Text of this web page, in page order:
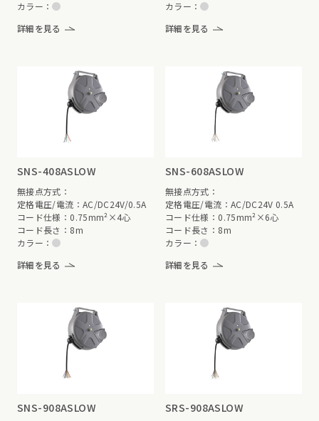
カラー：
詳細を見る
カラー：
詳細を見る
SNS-408ASLOW
無接点方式：
定格電圧/電流：AC/DC24V/0.5A
コード仕様：0.75mm²×4心
コード長さ：8m
カラー：
詳細を見る
SNS-608ASLOW
無接点方式：
定格電圧/電流：AC/DC24V 0.5A
コード仕様：0.75mm²×6心
コード長さ：8m
カラー：
詳細を見る
SNS-908ASLOW SRS-908ASLOW